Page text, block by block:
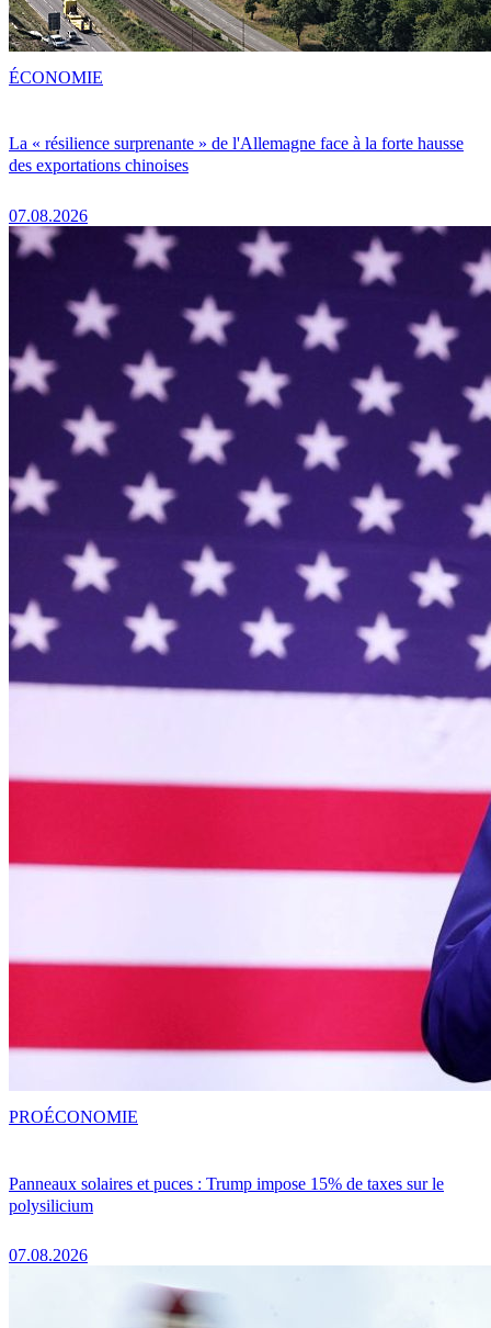
La « résilience surprenante » de l'Allemagne face à la forte hausse
des exportations chinoises
07.08.2026
ÉCONOMIE
Panneaux solaires et puces : Trump impose 15% de taxes sur le
polysilicium
07.08.2026
PROÉCONOMIE